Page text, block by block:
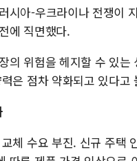
시아-우크라이나 전쟁이
에 직면했다.
의 위험을 헤지할 수 있
은 점차 약화되고 있다고
체 수요 부진. 신규 주택